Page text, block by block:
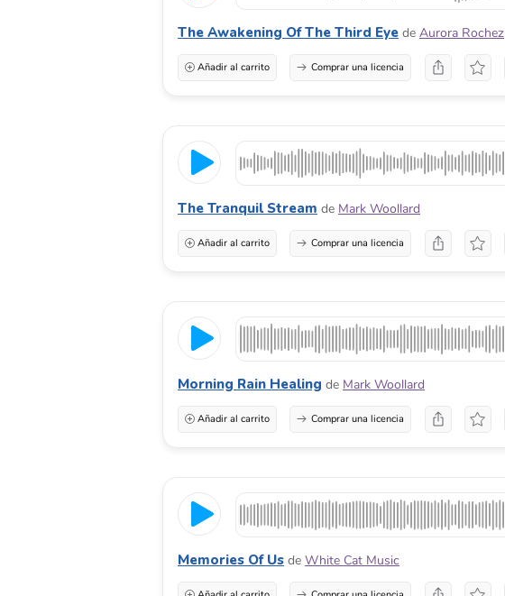
The Awakening Of The Third Eye de Aurora Rochez
Añadir al carrito Comprar una licencia
The Tranquil Stream de Mark Woollard
Añadir al carrito Comprar una licencia
Morning Rain Healing de Mark Woollard
Añadir al carrito Comprar una licencia
Memories Of Us de White Cat Music